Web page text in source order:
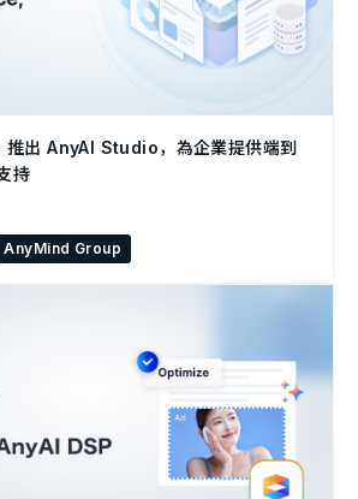
出 AnyAI Studio，為企業提供端到
持
AnyMind Group